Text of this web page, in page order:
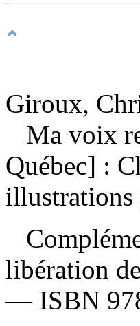
Giroux,
Ma voix
Québec] :
illustrations
libération
— ISBN